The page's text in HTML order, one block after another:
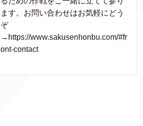
ます。お問い合わせはお気軽にどう
ぞ
→https://www.sakusenhonbu.com/#fr
ont-contact